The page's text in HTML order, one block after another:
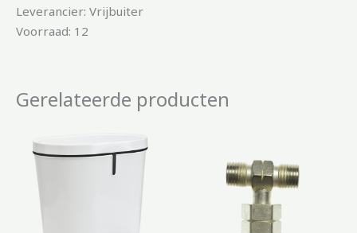
Leverancier: Vrijbuiter
Voorraad: 12
Gerelateerde producten